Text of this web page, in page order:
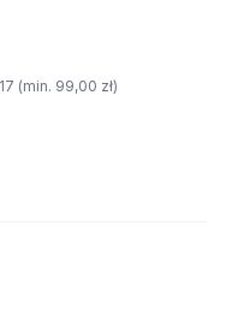
(min. 99,00 zł)